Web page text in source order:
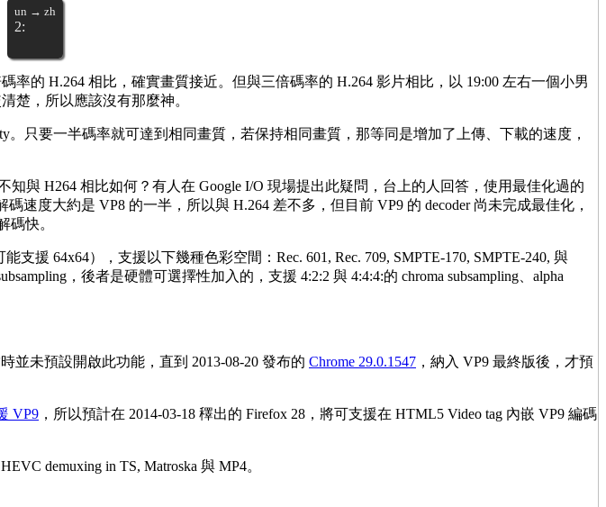
的 H.264 相比，確實畫質接近。但與三倍碼率的 H.264 影片相比，以 19:00 左右一個小男
楚，所以應該沒有那麼神。
。只要一半碼率就可達到相同畫質，若保持相同畫質，那等同是增加了上傳、下載的速度，
與 H264 相比如何？有人在 Google I/O 現場提出此疑問，台上的人回答，使用最佳化過的
速度大約是 VP8 的一半，所以與 H.264 差不多，但目前 VP9 的 decoder 尚未完成最佳化，
碼快。
能支援 64x64），支援以下幾種色彩空間：Rec. 601, Rec. 709, SMPTE-170, SMPTE-240, 與
，後者是硬體可選擇性加入的，支援 4:2:2 與 4:4:4:的 chroma subsampling、alpha
時並未預設開啟此功能，直到 2013-08-20 發布的 Chrome 29.0.1547 ，納入 VP9 最終版後，才預
VP9 ，所以預計在 2014-03-18 䆁出的 Firefox 28，將可支援在 HTML5 Video tag 內嵌 VP9 編碼
demuxing in TS, Matroska 與 MP4。
un → zh
2: